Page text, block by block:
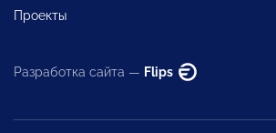
Проекты
Разработка сайта — Flips